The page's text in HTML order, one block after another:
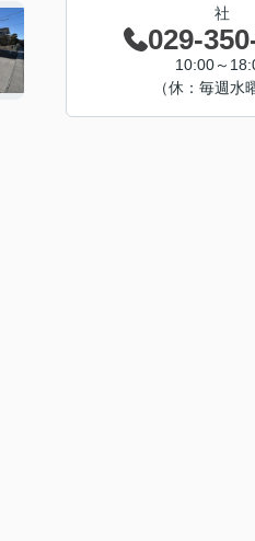
社
029-
10:00～
（休：毎週水